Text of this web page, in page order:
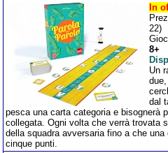
In
22)
8+
Un
dal
pesca una carta categoria e bisognerà
collegata. Ogni volta che verrà trovata
della squadra avversaria fino a che
cinque punti.